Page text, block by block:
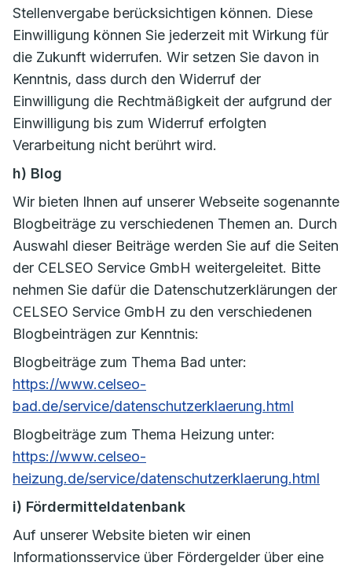
Stellenvergabe berücksichtigen können. Diese
Einwilligung können Sie jederzeit mit Wirkung für
die Zukunft widerrufen. Wir setzen Sie davon in
Kenntnis, dass durch den Widerruf der
Einwilligung die Rechtmäßigkeit der aufgrund der
Einwilligung bis zum Widerruf erfolgten
Verarbeitung nicht berührt wird.
h) Blog
Wir bieten Ihnen auf unserer Webseite sogenannte
Blogbeiträge zu verschiedenen Themen an. Durch
Auswahl dieser Beiträge werden Sie auf die Seiten
der CELSEO Service GmbH weitergeleitet. Bitte
nehmen Sie dafür die Datenschutzerklärungen der
CELSEO Service GmbH zu den verschiedenen
Blogbeinträgen zur Kenntnis:
Blogbeiträge zum Thema Bad unter:
https://www.celseo-
bad.de/service/datenschutzerklaerung.html
Blogbeiträge zum Thema Heizung unter:
https://www.celseo-
heizung.de/service/datenschutzerklaerung.html
i) Fördermitteldatenbank
Auf unserer Website bieten wir einen
Informationsservice über Fördergelder über eine